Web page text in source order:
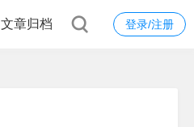
登录/注册
文章归档